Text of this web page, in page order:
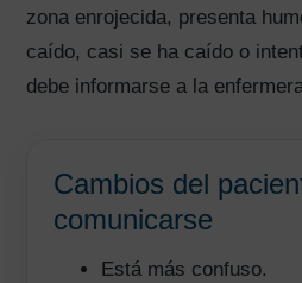
zona enrojecida, presenta
caído, casi se ha caído o
debe informarse a la
Cambios del
comunicarse
Está más confuso.